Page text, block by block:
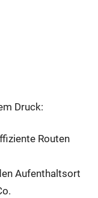
Druck:
Routen
Aufenthaltsort